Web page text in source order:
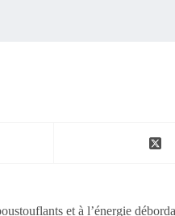
et à l’énergie